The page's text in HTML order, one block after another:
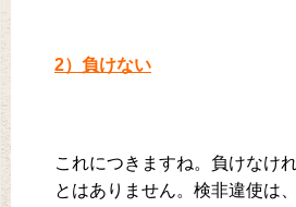
2）負けない
これにつきますね。負けなけ
とはありません。検非違使は